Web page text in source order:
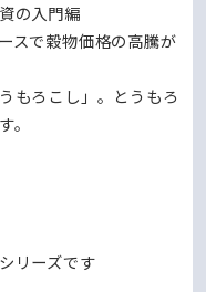
の入門編
スで穀物価格の高騰が
もろこし」。とうもろ
。
リーズです